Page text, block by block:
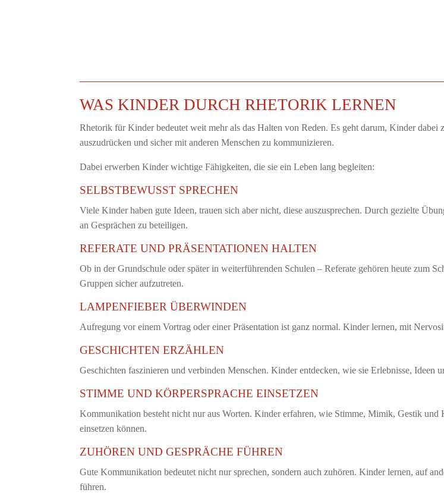
WAS KINDER DURCH RHETORIK LERNEN
Rhetorik für Kinder bedeutet weit mehr als das Halten von Reden. Es geht darum, Kinder dabei
auszudrücken und sicher mit anderen Menschen zu kommunizieren.
Dabei erwerben Kinder wichtige Fähigkeiten, die sie ein Leben lang begleiten:
SELBSTBEWUSST SPRECHEN
Viele Kinder haben gute Ideen, trauen sich aber nicht, diese auszusprechen. Durch gezielte
an Gesprächen zu beteiligen.
REFERATE UND PRÄSENTATIONEN HALTEN
Ob in der Grundschule oder später in weiterführenden Schulen – Referate gehören heute zum
Gruppen sicher aufzutreten.
LAMPENFIEBER ÜBERWINDEN
Aufregung vor einem Vortrag oder einer Präsentation ist ganz normal. Kinder lernen, mit
GESCHICHTEN ERZÄHLEN
Geschichten faszinieren und verbinden Menschen. Kinder entdecken, wie sie Erlebnisse, Ideen
STIMME UND KÖRPERSPRACHE EINSETZEN
Kommunikation besteht nicht nur aus Worten. Kinder erfahren, wie Stimme, Mimik, Gestik
einsetzen können.
ZUHÖREN UND GESPRÄCHE FÜHREN
Gute Kommunikation bedeutet nicht nur sprechen, sondern auch zuhören. Kinder lernen, auf
führen.